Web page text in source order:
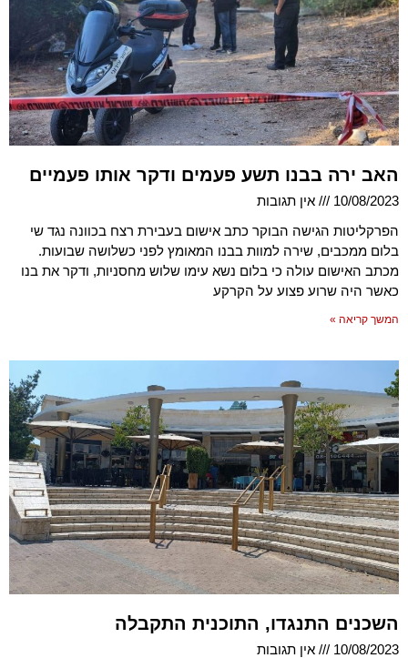
האב ירה בבנו תשע פעמים ודקר אותו פעמיים
10/08/2023
אין תגובות
הפרקליטות הגישה הבוקר כתב אישום בעבירת רצח בכוונה נגד שי
בלום ממכבים, שירה למוות בבנו המאומץ לפני כשלושה שבועות.
מכתב האישום עולה כי בלום נשא עימו שלוש מחסניות, ודקר את בנו
כאשר היה שרוע פצוע על הקרקע
המשך קריאה »
השכנים התנגדו, התוכנית התקבלה
10/08/2023
אין תגובות